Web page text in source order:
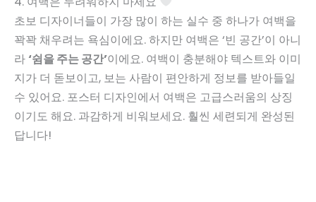
초보 디자이너들이 가장 많이 하는 실수 중 하나가 여백을
꽉꽉 채우려는 욕심이에요. 하지만 여백은 ‘빈 공간’이 아니
라 ‘쉼을 주는 공간’이에요. 여백이 충분해야 텍스트와 이미
지가 더 돋보이고, 보는 사람이 편안하게 정보를 받아들일
수 있어요. 포스터 디자인에서 여백은 고급스러움의 상징
이기도 해요. 과감하게 비워보세요. 훨씬 세련되게 완성된
답니다!